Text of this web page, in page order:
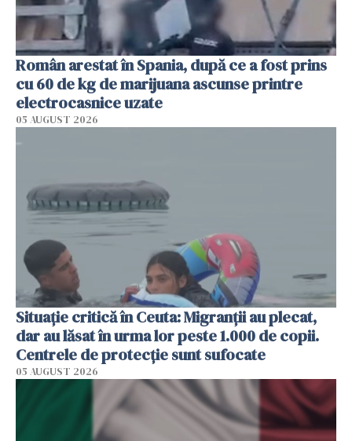
Român arestat în Spania, după ce a fost prins
cu 60 de kg de marijuana ascunse printre
electrocasnice uzate
05 AUGUST 2026
Situație critică în Ceuta: Migranții au plecat,
dar au lăsat în urma lor peste 1.000 de copii.
Centrele de protecție sunt sufocate
05 AUGUST 2026